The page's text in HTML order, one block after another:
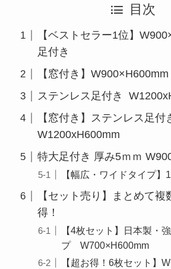
目次
【ベストセラー1位】
足付き
【窓付き】
ステンレス足付き
【窓付き】ステンレス足付
W1200xH600mm
特大足付き 厚み5ｍｍ
【幅広・ワイドタイプ
【セット売り】まとめて複
得！
【4枚セット】日本製・
プ W700×H600mm
【超お得！6枚セット】